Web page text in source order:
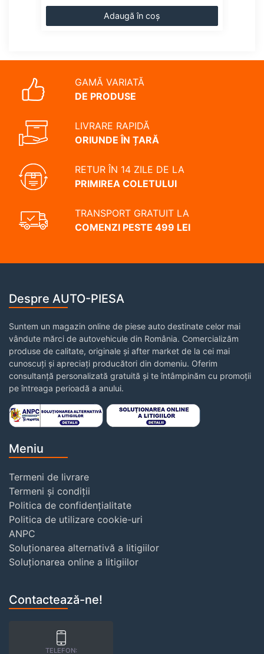
Adaugă în coș
GAMĂ VARIATĂ
DE PRODUSE
LIVRARE RAPIDĂ
ORIUNDE ÎN ȚARĂ
RETUR ÎN 14 ZILE DE LA
PRIMIREA COLETULUI
TRANSPORT GRATUIT LA
COMENZI PESTE 499 LEI
Despre AUTO-PIESA
Suntem un magazin online de piese auto destinate celor mai
vândute mărci de autovehicule din România. Comercializăm
produse de calitate, originale și after market de la cei mai
cunoscuți și apreciați producători din domeniu. Oferim
consultanță personalizată gratuită și te întâmpinăm cu promoții
pe întreaga perioadă a anului.
Meniu
Termeni de livrare
Termeni și condiții
Politica de confidențialitate
Politica de utilizare cookie-uri
ANPC
Soluționarea alternativă a litigiilor
Soluționarea online a litigiilor
Contactează-ne!
TELEFON: